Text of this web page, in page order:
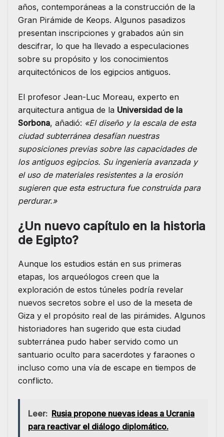
años, contemporáneas a la construcción de la
Gran Pirámide de Keops. Algunos pasadizos
presentan inscripciones y grabados aún sin
descifrar, lo que ha llevado a especulaciones
sobre su propósito y los conocimientos
arquitectónicos de los egipcios antiguos.
El profesor Jean-Luc Moreau, experto en
arquitectura antigua de la Universidad de la
Sorbona, añadió: «El diseño y la escala de esta
ciudad subterránea desafían nuestras
suposiciones previas sobre las capacidades de
los antiguos egipcios. Su ingeniería avanzada y
el uso de materiales resistentes a la erosión
sugieren que esta estructura fue construida para
perdurar.»
¿Un nuevo capítulo en la historia
de Egipto?
Aunque los estudios están en sus primeras
etapas, los arqueólogos creen que la
exploración de estos túneles podría revelar
nuevos secretos sobre el uso de la meseta de
Giza y el propósito real de las pirámides. Algunos
historiadores han sugerido que esta ciudad
subterránea pudo haber servido como un
santuario oculto para sacerdotes y faraones o
incluso como una vía de escape en tiempos de
conflicto.
Leer: Rusia propone nuevas ideas a Ucrania
para reactivar el diálogo diplomático.